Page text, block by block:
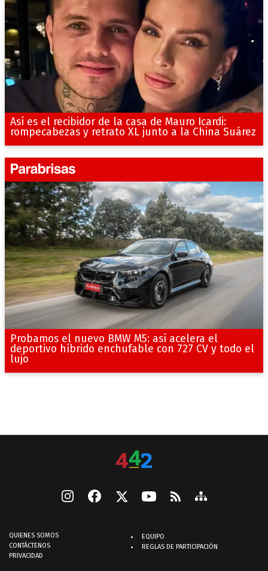
Así es el recibidor de la casa de Mauro Icardi:
rompecabezas y retrato XL junto a la China Suárez
Probamos el nuevo BMW M5: así acelera el
deportivo híbrido enchufable con 727 CV y todo el
lujo
QUIENES SOMOS
CONTÁCTENOS
PRIVACIDAD
EQUIPO
REGLAS DE PARTICIPACIÓN